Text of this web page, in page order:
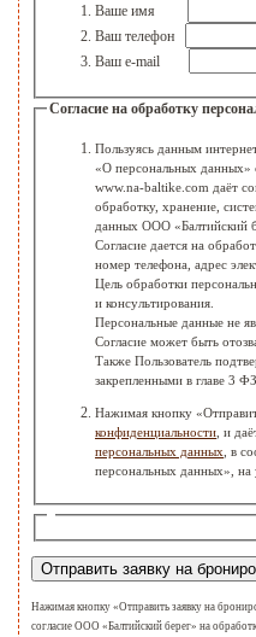
Ваше имя
Ваш телефон
Ваш e-mail
Согласие на обработку
Пользуясь данным
«О персональных данных»
www.na-baltike.com даёт согласие на автоматизированную, а также без использования средств автоматизации
обработку, хранение,
данных ООО «Балтийский
Согласие дается на
номер телефона, адрес
Цель обработки
и консультирования.
Персональные данные не
Согласие может быть
Также Пользователь
закрепленными в главе 3
Нажимая кнопку
конфиденциальности , и
персональных данных , в
персональных данных», на
Нажимая кнопку «Отправить заявку на
согласие ООО «Балтийский берег» на